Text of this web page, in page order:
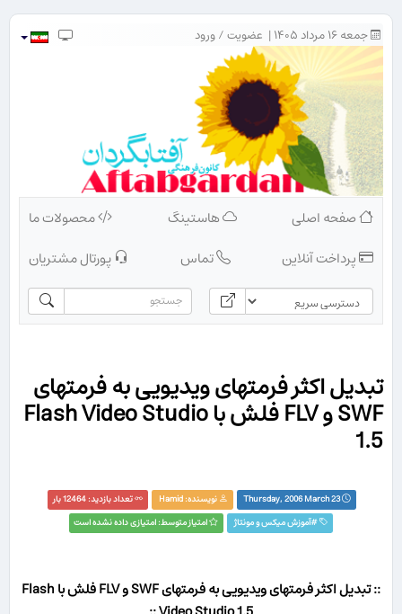
جمعه ۱۶ مرداد ۱۴۰۵ | عضویت/ورود
صفحه اصلی هاستینگ
محصولات ما
پرداخت آنلاین
تماس پورتال مشتریان
تبدیل اکثر فرمتهای ویدیویی به فرمتهای
SWF و FLV فلش با Flash Video Studio
1.5
Thursday, 2006 March 23 نویسنده:Hamid
تعداد بازدید: 12464 بار
#آموزش ميكس و مونتاژ امتیاز متوسط: امتیازی داده نشده است
:: تبدیل اکثر فرمتهای ویدیویی به فرمتهای SWF و FLV فلش با Flash